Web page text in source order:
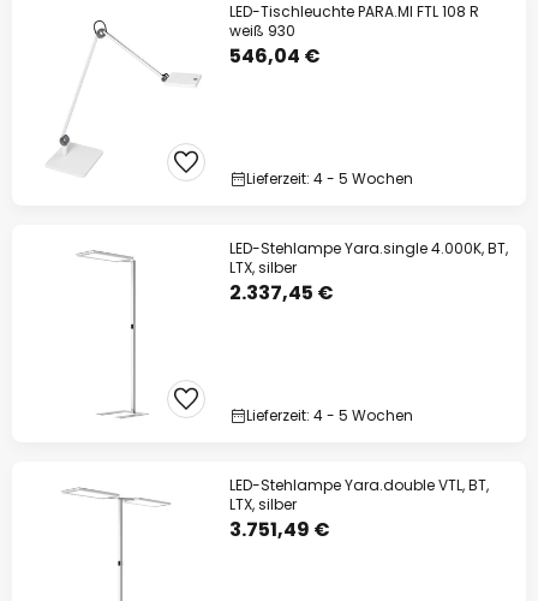
LED-Tischleuchte PARA.MI FTL 108 R
weiß 930
546,04 €
Lieferzeit: 4 - 5 Wochen
LED-Stehlampe Yara.single 4.000K, BT,
LTX, silber
2.337,45 €
Lieferzeit: 4 - 5 Wochen
LED-Stehlampe Yara.double VTL, BT,
LTX, silber
3.751,49 €